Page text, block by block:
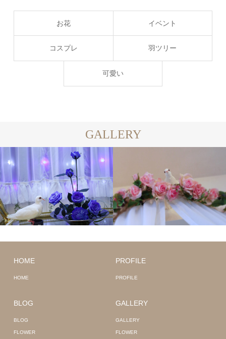
お花 イベント
コスプレ 羽ツリー
可愛い
GALLERY
HOME
HOME
PROFILE
PROFILE
BLOG
BLOG
FLOWER
GALLERY
GALLERY
FLOWER